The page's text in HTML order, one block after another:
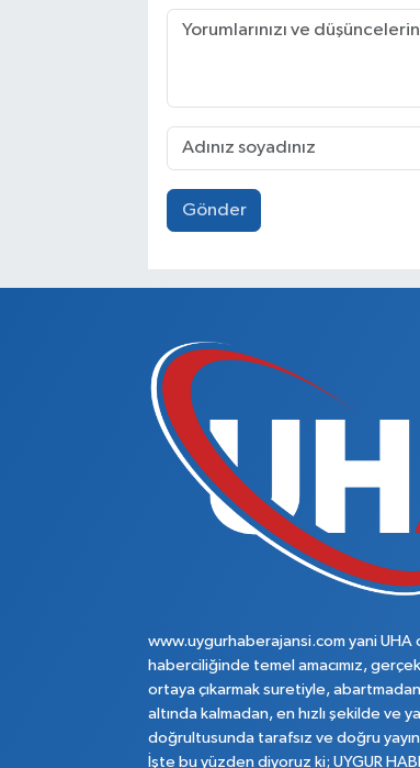
Gönder
www.uygurhaberajansi.com yani
haberciliğinde temel amacımız,
ortaya çıkarmak suretiyle,
altında kalmadan, en hızlı şekilde ve
doğrultusunda tarafsız ve doğru
İşte bu yüzden diyoruz ki; UYGUR